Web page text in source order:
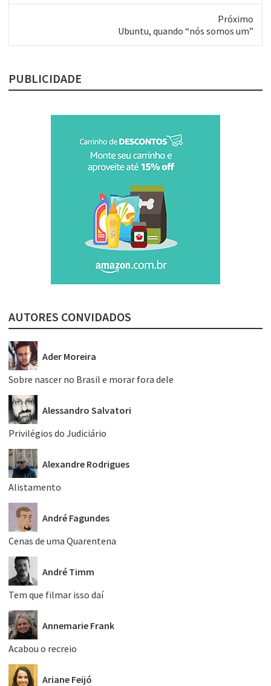
Próximo
post:
Ubuntu, quando “nós somos um”
PUBLICIDADE
AUTORES CONVIDADOS
Ader Moreira
Sobre nascer no Brasil e morar fora dele
Alessandro Salvatori
Privilégios do Judiciário
Alexandre Rodrigues
Alistamento
André Fagundes
Cenas de uma Quarentena
André Timm
Tem que filmar isso daí
Annemarie Frank
Acabou o recreio
Ariane Feijó